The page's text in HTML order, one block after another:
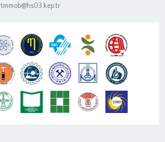
tmmob@hs03.kep.tr